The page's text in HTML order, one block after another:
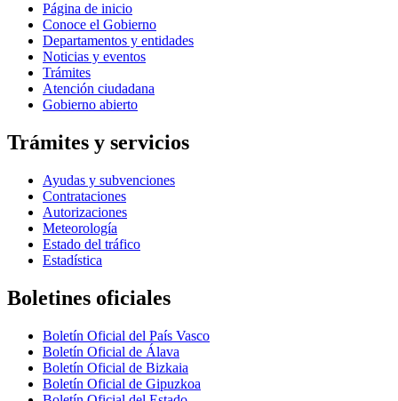
Página de inicio
Conoce el Gobierno
Departamentos y entidades
Noticias y eventos
Trámites
Atención ciudadana
Gobierno abierto
Trámites y servicios
Ayudas y subvenciones
Contrataciones
Autorizaciones
Meteorología
Estado del tráfico
Estadística
Boletines oficiales
Boletín Oficial del País Vasco
Boletín Oficial de Álava
Boletín Oficial de Bizkaia
Boletín Oficial de Gipuzkoa